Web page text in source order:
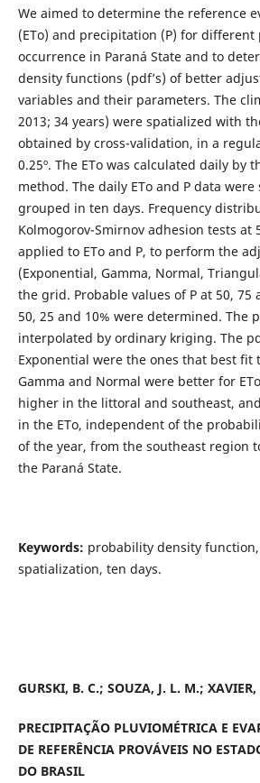
We aimed to determine the reference
(ETo) and precipitation (P) for
occurrence in Paraná State and to
density functions (pdf’s) of better
variables and their parameters. The
2013; 34 years) were spatialized with
obtained by cross-validation, in a
0.25º. The ETo was calculated daily by
method. The daily ETo and P data
grouped in ten days. Frequency
Kolmogorov-Smirnov adhesion tests at
applied to ETo and P, to perform the
(Exponential, Gamma, Normal,
the grid. Probable values of P at 50, 75
50, 25 and 10% were determined. The
interpolated by ordinary kriging. The
Exponential were the ones that best fit
Gamma and Normal were better for
higher in the littoral and southeast,
in the ETo, independent of the
of the year, from the southeast region
the Paraná State.
Keywords: probability density
spatialization, ten days.
GURSKI, B. C.; SOUZA, J. L. M.;
PRECIPITAÇÃO PLUVIOMÉTRICA E
DE REFERÊNCIA PROVÁVEIS NO
DO BRASIL